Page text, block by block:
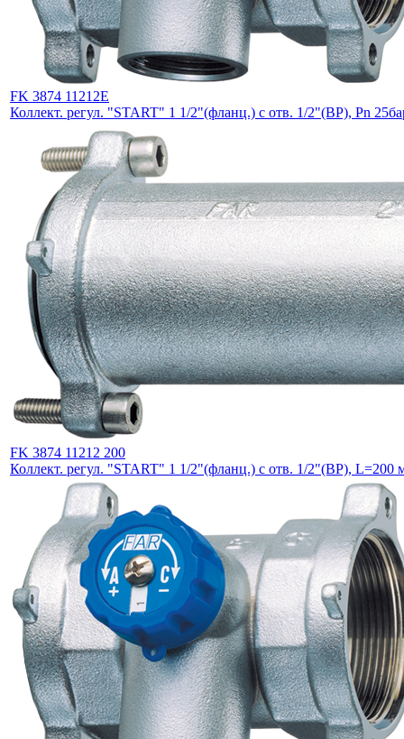
FK 3874 11212E
Коллект. регул. "START" 1 1/2"(фланц.) с отв. 1/2"(ВР), Pn
FK 3874 11212 200
Коллект. регул. "START" 1 1/2"(фланц.) с отв. 1/2"(ВР), L=200